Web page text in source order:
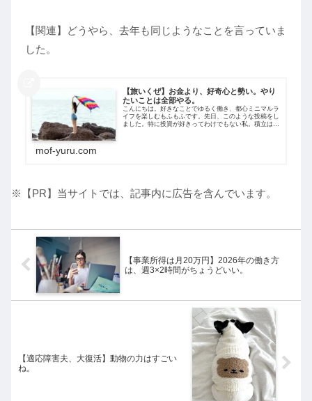
【関連】どうやら、去年も同じようなことを言っていま
した。
【旅いくぜ】お金より、好奇心と勢い。やり
たいことは全部やる。
こんにちは。好きなことでゆるく働き、都心ミニマルラ
イフを楽しむもふもふです。先日、このような投稿をし
ました。特に投資が好きってわけでもない私。積立は細
mof-yuru.com
※【PR】当サイトでは、記事内に広告を含んでいます。
【事業所得は月20万円】2026年の働き方
は、週3×2時間がちょうどいい。
【適応障害夫、大復活】動物の力はすごい
ね。